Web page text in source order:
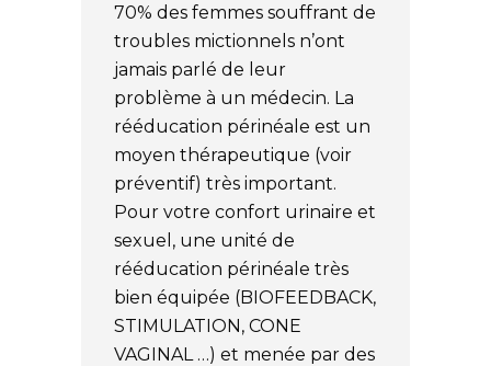
70% des femmes souffrant de
troubles mictionnels n’ont
jamais parlé de leur
problème à un médecin. La
rééducation périnéale est un
moyen thérapeutique (voir
préventif) très important.
Pour votre confort urinaire et
sexuel, une unité de
rééducation périnéale très
bien équipée (BIOFEEDBACK,
STIMULATION, CONE
VAGINAL …) et menée par des